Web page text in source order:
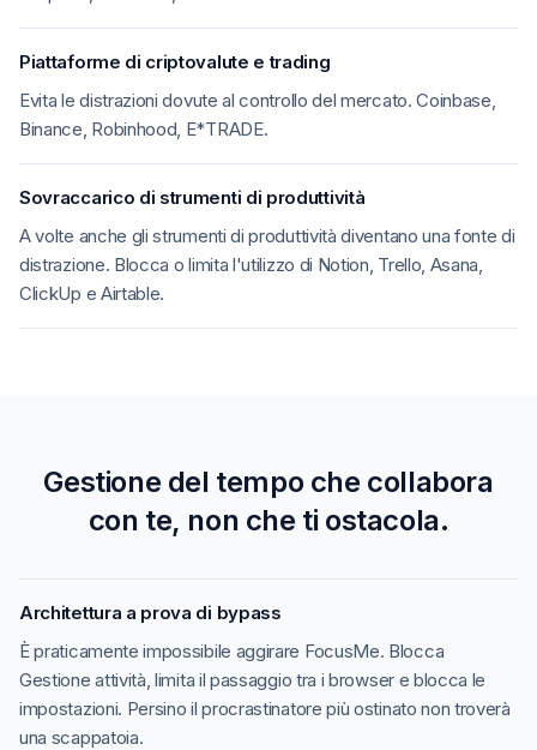
Piattaforme di criptovalute e trading
Evita le distrazioni dovute al controllo del mercato. Coinbase,
Binance, Robinhood, E*TRADE.
Sovraccarico di strumenti di produttività
A volte anche gli strumenti di produttività diventano una fonte di
distrazione. Blocca o limita l'utilizzo di Notion, Trello, Asana,
ClickUp e Airtable.
Gestione del tempo che collabora
con te, non che ti ostacola.
Architettura a prova di bypass
È praticamente impossibile aggirare FocusMe. Blocca
Gestione attività, limita il passaggio tra i browser e blocca le
impostazioni. Persino il procrastinatore più ostinato non troverà
una scappatoia.